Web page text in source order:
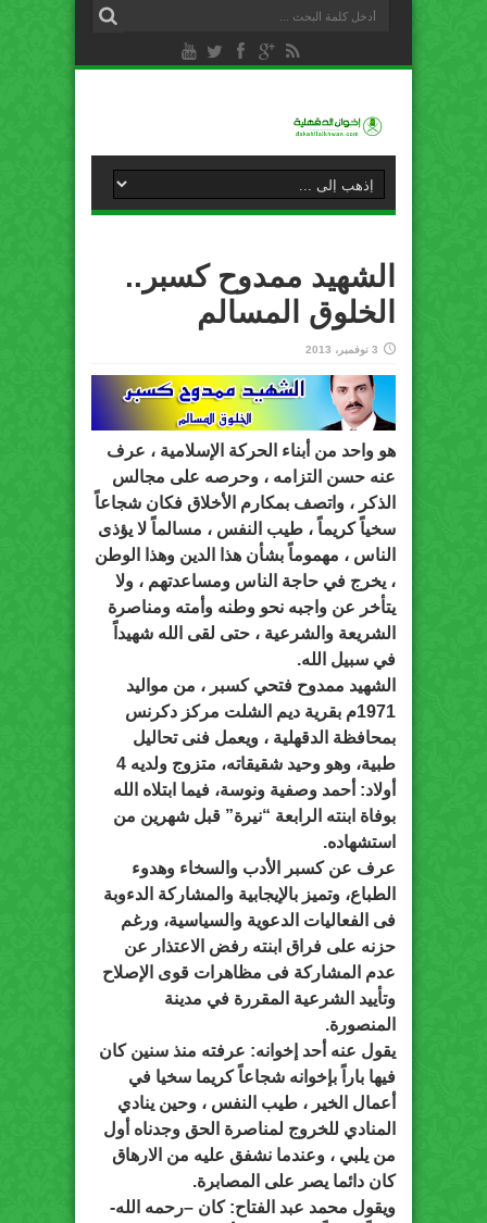
الشهيد ممدوح كسبر..
الخلوق المسالم
3 نوفمبر، 2013
هو واحد من أبناء الحركة الإسلامية ، عرف
عنه حسن التزامه ، وحرصه على مجالس
الذكر ، واتصف بمكارم الأخلاق فكان شجاعاً
سخياً كريماً ، طيب النفس ، مسالماً لا يؤذى
الناس ، مهموماً بشأن هذا الدين وهذا الوطن
، يخرج في حاجة الناس ومساعدتهم ، ولا
يتأخر عن واجبه نحو وطنه وأمته ومناصرة
الشريعة والشرعية ، حتى لقى الله شهيداً
في سبيل الله.
الشهيد ممدوح فتحي كسبر ، من مواليد
1971م بقرية ديم الشلت مركز دكرنس
بمحافظة الدقهلية ، ويعمل فنى تحاليل
طبية، وهو وحيد شقيقاته، متزوج ولديه 4
أولاد: أحمد وصفية ونوسة، فيما ابتلاه الله
بوفاة ابنته الرابعة “نيرة” قبل شهرين من
استشهاده.
عرف عن كسبر الأدب والسخاء وهدوء
الطباع، وتميز بالإيجابية والمشاركة الدءوبة
فى الفعاليات الدعوية والسياسية، ورغم
حزنه على فراق ابنته رفض الاعتذار عن
عدم المشاركة فى مظاهرات قوى الإصلاح
وتأييد الشرعية المقررة في مدينة
المنصورة.
يقول عنه أحد إخوانه: عرفته منذ سنين كان
فيها باراً بإخوانه شجاعاً كريما سخيا في
أعمال الخير ، طيب النفس ، وحين ينادي
المنادي للخروج لمناصرة الحق وجدناه أول
من يلبي ، وعندما نشفق عليه من الارهاق
كان دائما يصر على المصابرة.
ويقول محمد عبد الفتاح: كان –رحمه الله-